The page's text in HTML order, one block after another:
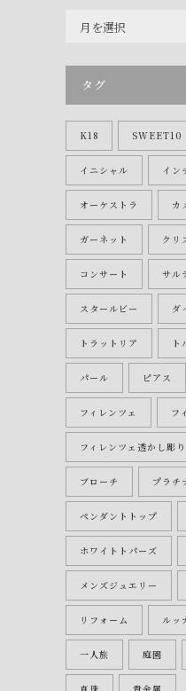
タグ
K18 SWEET10
イニシャル イン
オーケストラ カ
ガーネット クリ
コンサート サル
スタールビー ダ
トラットリア ト
パール ピアス
フィレンツェ フ
フィレンツェ透かし彫り
ブローチ プラチ
ペンダントトップ
ホワイトトパーズ
メンズジュエリー
リフォーム ルッ
一人旅 庭園
真珠 貴金属